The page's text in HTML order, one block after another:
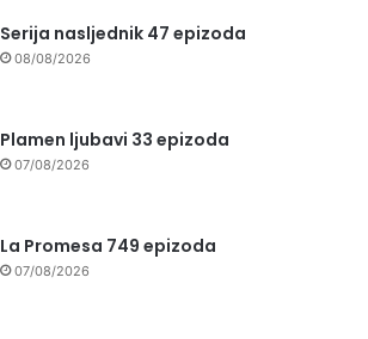
Serija nasljednik 47 epizoda
08/08/2026
Plamen ljubavi 33 epizoda
07/08/2026
La Promesa 749 epizoda
07/08/2026